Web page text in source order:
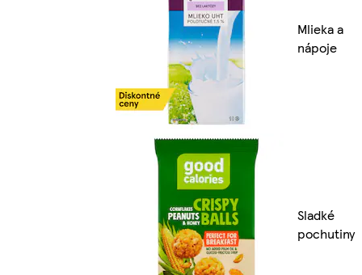
Mlieka a
nápoje
Sladké
pochutiny